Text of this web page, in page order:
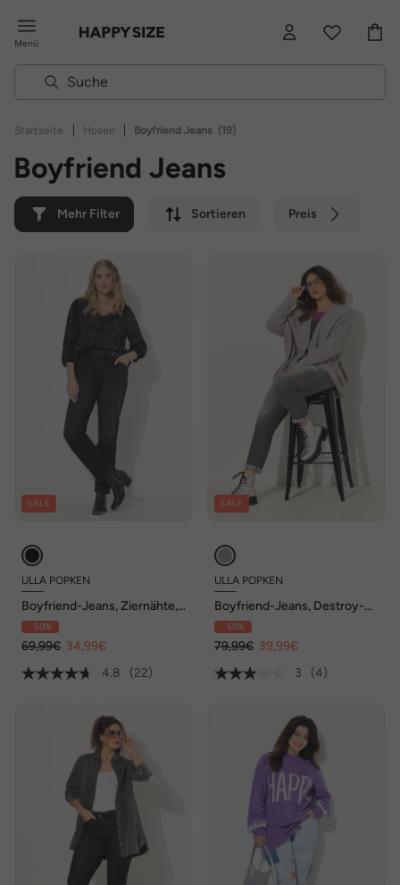
Menü
Startseite | Hosen | Boyfriend Jeans (19)
Boyfriend Jeans
Mehr Filter Sortieren Preis
SALE
ULLA POPKEN
Boyfriend-Jeans, Ziernähte,
weites Bein, 4-Pocket-
Schnitt
- 50%
69,99€ 34,99€
4.8
(22)
SALE
ULLA POPKEN
Boyfriend-Jeans, Destroy-
Effekte, Stretch, 5-Pocket-
Schnitt
- 50%
79,99€ 39,99€
3
(4)